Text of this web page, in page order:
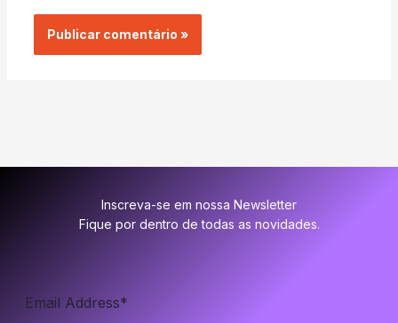
Inscreva-se em nossa Newsletter
Fique por dentro de todas as novidades.